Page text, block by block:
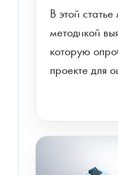
В этой
методикой
которую
проекте для